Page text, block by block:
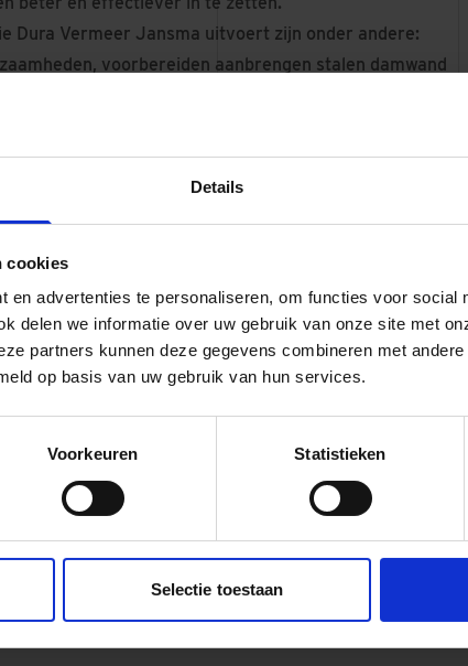
Details
cookies
en advertenties te personaliseren, om functies voor social
delen we informatie over uw gebruik van onze site met
partners kunnen deze gegevens combineren met
op basis van uw gebruik van hun services.
Voorkeuren Statistieken
Selectie toestaan
Dura Vermeer Jansma uitvoert zijn onder andere:
voorbereiden aanbrengen stalen damwand
oeverconstructie